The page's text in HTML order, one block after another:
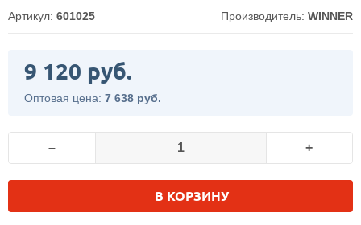
Артикул: 601025 Производитель: WINNER
9 120 руб.
Оптовая цена: 7 638 руб.
– +
В КОРЗИНУ